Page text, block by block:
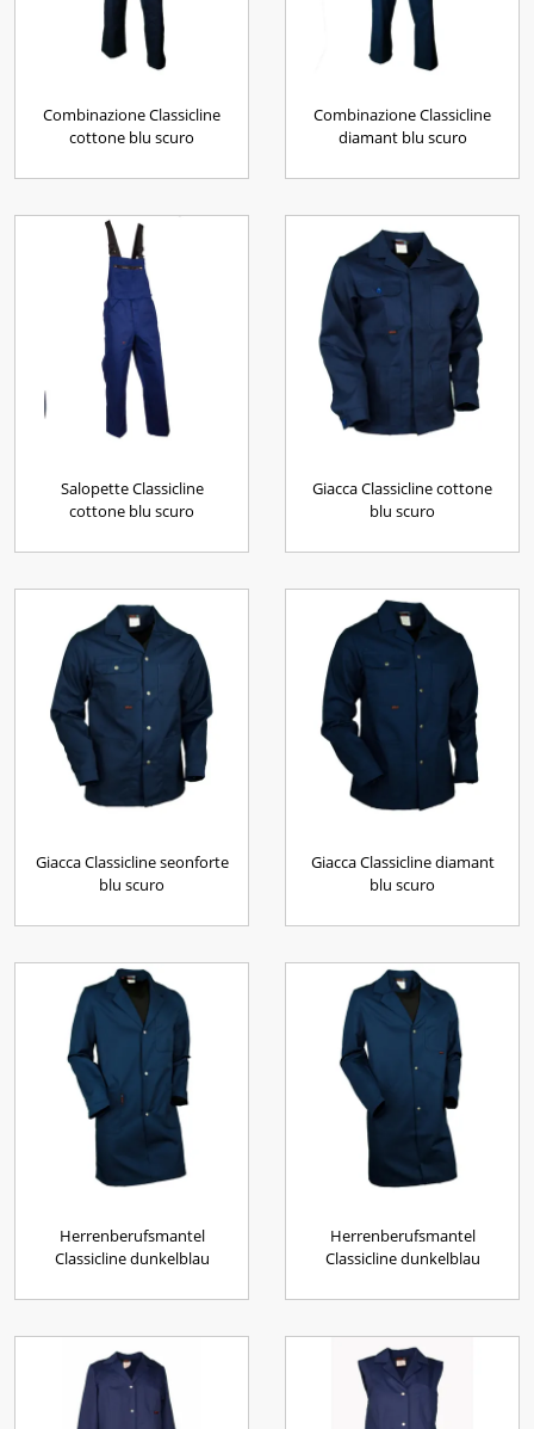
Combinazione Classicline
cottone blu scuro
Combinazione Classicline
diamant blu scuro
Salopette Classicline
cottone blu scuro
Giacca Classicline cottone
blu scuro
Giacca Classicline seonforte
blu scuro
Giacca Classicline diamant
blu scuro
Herrenberufsmantel
Classicline dunkelblau
Herrenberufsmantel
Classicline dunkelblau